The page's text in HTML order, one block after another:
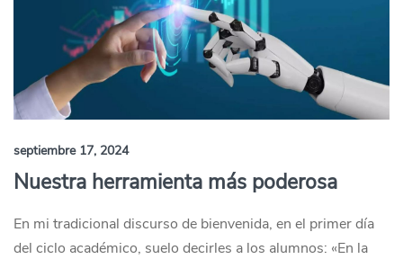
septiembre 17, 2024
Nuestra herramienta más poderosa
En mi tradicional discurso de bienvenida, en el primer día
del ciclo académico, suelo decirles a los alumnos: «En la